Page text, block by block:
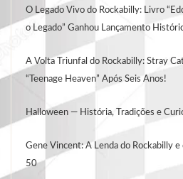
O Legado Vivo do Rockabilly: Livro
o Legado” Ganhou Lançamento
A Volta Triunfal do Rockabilly: Stray
“Teenage Heaven” Após Seis Anos!
Halloween — História, Tradições e
Gene Vincent: A Lenda do Rockabilly e
50